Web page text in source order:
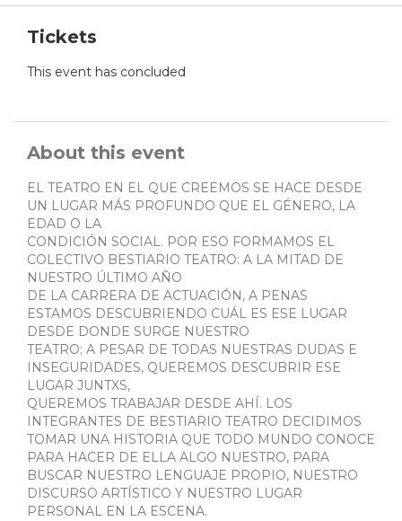
Tickets
This event has concluded
About this event
EL TEATRO EN EL QUE CREEMOS SE HACE DESDE
UN LUGAR MÁS PROFUNDO QUE EL GÉNERO, LA
EDAD O LA
CONDICIÓN SOCIAL. POR ESO FORMAMOS EL
COLECTIVO BESTIARIO TEATRO: A LA MITAD DE
NUESTRO ÚLTIMO AÑO
DE LA CARRERA DE ACTUACIÓN, A PENAS
ESTAMOS DESCUBRIENDO CUÁL ES ESE LUGAR
DESDE DONDE SURGE NUESTRO
TEATRO; A PESAR DE TODAS NUESTRAS DUDAS E
INSEGURIDADES, QUEREMOS DESCUBRIR ESE
LUGAR JUNTXS,
QUEREMOS TRABAJAR DESDE AHÍ. LOS
INTEGRANTES DE BESTIARIO TEATRO DECIDIMOS
TOMAR UNA HISTORIA QUE TODO MUNDO CONOCE
PARA HACER DE ELLA ALGO NUESTRO, PARA
BUSCAR NUESTRO LENGUAJE PROPIO, NUESTRO
DISCURSO ARTÍSTICO Y NUESTRO LUGAR
PERSONAL EN LA ESCENA.